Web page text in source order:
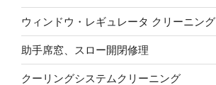
ウィンドウ・レギュレータ クリーニング
助手席窓、スロー開閉修理
クーリングシステムクリーニング